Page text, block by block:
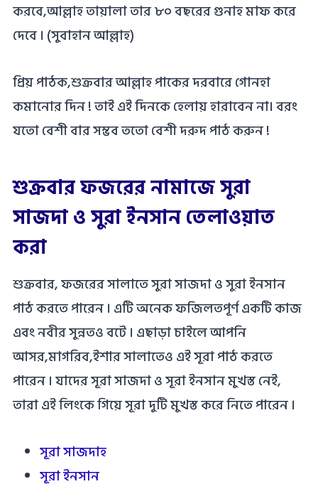
করবে,আল্লাহ তায়ালা তার ৮০ বছরের গুনাহ মাফ করে
দেবে । (সুবাহান আল্লাহ)
প্রিয় পাঠক,শুক্রবার আল্লাহ পাকের দরবারে গোনহা
কমানোর দিন ! তাই এই দিনকে হেলায় হারাবেন না। বরং
যতো বেশী বার সম্ভব ততো বেশী দরুদ পাঠ করুন !
শুক্রবার ফজরের নামাজে সুরা
সাজদা ও সুরা ইনসান তেলাওয়াত
করা
শুক্রবার, ফজরের সালাতে সুরা সাজদা ও সুরা ইনসান
পাঠ করতে পারেন । এটি অনেক ফজিলতপূর্ণ একটি কাজ
এবং নবীর সুন্নতও বটে । এছাড়া চাইলে আপনি
আসর,মাগরিব,ইশার সালাতেও এই সূরা পাঠ করতে
পারেন । যাদের সূরা সাজদা ও সূরা ইনসান মুখস্ত নেই,
তারা এই লিংকে গিয়ে সূরা দুটি মুখস্ত করে নিতে পারেন ।
সূরা সাজদাহ
সূরা ইনসান